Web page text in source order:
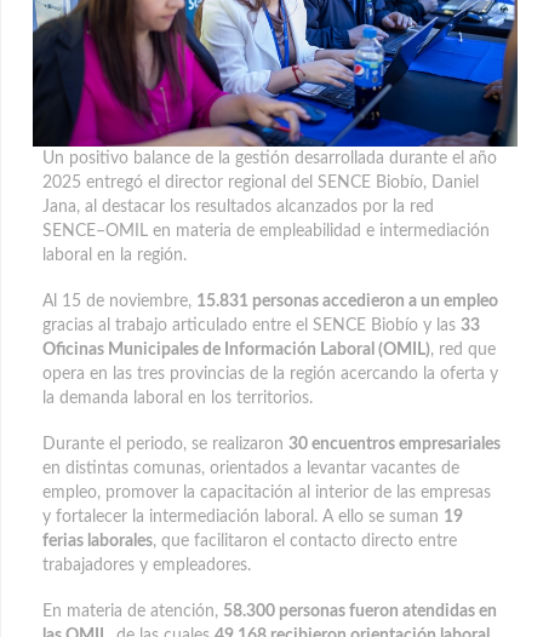
Un positivo balance de la gestión desarrollada durante el año
2025 entregó el director regional del SENCE Biobío, Daniel
Jana, al destacar los resultados alcanzados por la red
SENCE–OMIL en materia de empleabilidad e intermediación
laboral en la región.
Al 15 de noviembre, 15.831 personas accedieron a un empleo
gracias al trabajo articulado entre el SENCE Biobío y las 33
Oficinas Municipales de Información Laboral (OMIL), red que
opera en las tres provincias de la región acercando la oferta y
la demanda laboral en los territorios.
Durante el periodo, se realizaron 30 encuentros empresariales
en distintas comunas, orientados a levantar vacantes de
empleo, promover la capacitación al interior de las empresas
y fortalecer la intermediación laboral. A ello se suman 19
ferias laborales, que facilitaron el contacto directo entre
trabajadores y empleadores.
En materia de atención, 58.300 personas fueron atendidas en